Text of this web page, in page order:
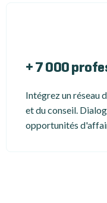
+ 7 000
Intégrez un réseau
et du conseil.
opportunités